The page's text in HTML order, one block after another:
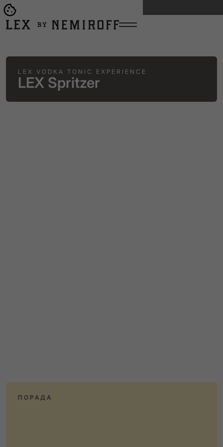
Go to main page
LEX VODKA TONIC EXPERIENCE
LEX Spritzer
ПОРАДА